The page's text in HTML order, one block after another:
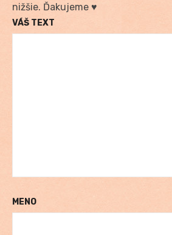
nižšie. Ďakujeme ♥
VÁŠ TEXT
MENO